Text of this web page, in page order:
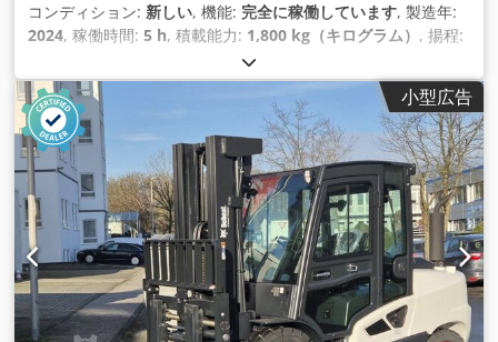
コンディション: 新しい, 機能: 完全に稼働しています, 製造年:
2024, 稼働時間: 5 h, 積載能力: 1,800 kg（キログラム） , 揚程:
1,540 mm
ト型式:トリプレックス, 建設高:2,130 mm, 出力:6 キロワッ
ト (8.16 馬力)
, フォークキャリッジ幅:902 mm
, フォーク長:
1,200 mm, 空車重量: 3,250 kg（キログラム）, 全長:1,991
mm, 駆動方式: Elektro, 建設幅:1,090 mm,
小型広告